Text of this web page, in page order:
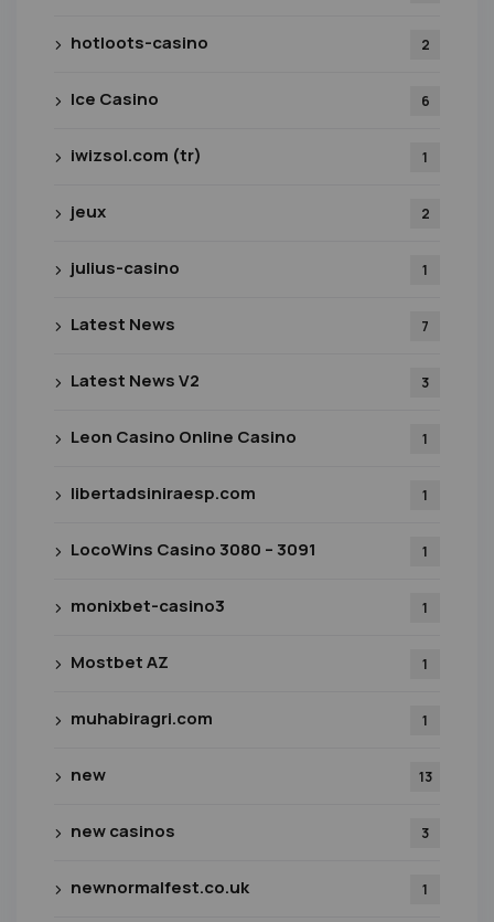
hotloots-casino 2
Ice Casino 6
iwizsol.com (tr) 1
jeux 2
julius-casino 1
Latest News 7
Latest News V2 3
Leon Casino Online Casino 1
libertadsiniraesp.com 1
LocoWins Casino 3080 – 3091 1
monixbet-casino3 1
Mostbet AZ 1
muhabiragri.com 1
new 13
new casinos 3
newnormalfest.co.uk 1